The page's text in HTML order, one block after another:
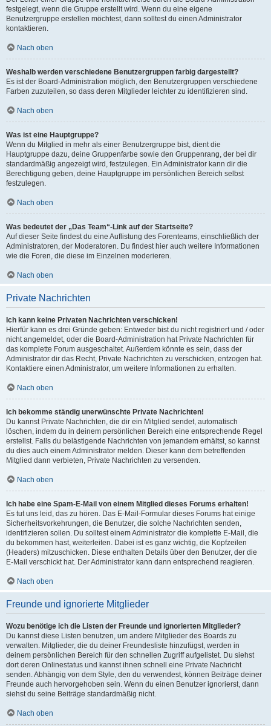
festgelegt, wenn die Gruppe erstellt wird. Wenn du eine eigene
Benutzergruppe erstellen möchtest, dann solltest du einen Administrator
kontaktieren.
Nach oben
Weshalb werden verschiedene Benutzergruppen farbig dargestellt?
Es ist der Board-Administration möglich, den Benutzergruppen verschiedene
Farben zuzuteilen, so dass deren Mitglieder leichter zu identifizieren sind.
Nach oben
Was ist eine Hauptgruppe?
Wenn du Mitglied in mehr als einer Benutzergruppe bist, dient die
Hauptgruppe dazu, deine Gruppenfarbe sowie den Gruppenrang, der bei dir
standardmäßig angezeigt wird, festzulegen. Ein Administrator kann dir die
Berechtigung geben, deine Hauptgruppe im persönlichen Bereich selbst
festzulegen.
Nach oben
Was bedeutet der „Das Team“-Link auf der Startseite?
Auf dieser Seite findest du eine Auflistung des Forenteams, einschließlich der
Administratoren, der Moderatoren. Du findest hier auch weitere Informationen
wie die Foren, die diese im Einzelnen moderieren.
Nach oben
Private Nachrichten
Ich kann keine Privaten Nachrichten verschicken!
Hierfür kann es drei Gründe geben: Entweder bist du nicht registriert und / oder
nicht angemeldet, oder die Board-Administration hat Private Nachrichten für
das komplette Forum ausgeschaltet. Außerdem könnte es sein, dass der
Administrator dir das Recht, Private Nachrichten zu verschicken, entzogen hat.
Kontaktiere einen Administrator, um weitere Informationen zu erhalten.
Nach oben
Ich bekomme ständig unerwünschte Private Nachrichten!
Du kannst Private Nachrichten, die dir ein Mitglied sendet, automatisch
löschen, indem du in deinem persönlichen Bereich eine entsprechende Regel
erstellst. Falls du belästigende Nachrichten von jemandem erhältst, so kannst
du dies auch einem Administrator melden. Dieser kann dem betreffenden
Mitglied dann verbieten, Private Nachrichten zu versenden.
Nach oben
Ich habe eine Spam-E-Mail von einem Mitglied dieses Forums erhalten!
Es tut uns leid, das zu hören. Das E-Mail-Formular dieses Forums hat einige
Sicherheitsvorkehrungen, die Benutzer, die solche Nachrichten senden,
identifizieren sollen. Du solltest einem Administrator die komplette E-Mail, die
du bekommen hast, weiterleiten. Dabei ist es ganz wichtig, die Kopfzeilen
(Headers) mitzuschicken. Diese enthalten Details über den Benutzer, der die
E-Mail verschickt hat. Der Administrator kann dann entsprechend reagieren.
Nach oben
Freunde und ignorierte Mitglieder
Wozu benötige ich die Listen der Freunde und ignorierten Mitglieder?
Du kannst diese Listen benutzen, um andere Mitglieder des Boards zu
verwalten. Mitglieder, die du deiner Freundesliste hinzufügst, werden in
deinem persönlichen Bereich für den schnellen Zugriff aufgelistet. Du siehst
dort deren Onlinestatus und kannst ihnen schnell eine Private Nachricht
senden. Abhängig von dem Style, den du verwendest, können Beiträge deiner
Freunde auch hervorgehoben sein. Wenn du einen Benutzer ignorierst, dann
siehst du seine Beiträge standardmäßig nicht.
Nach oben